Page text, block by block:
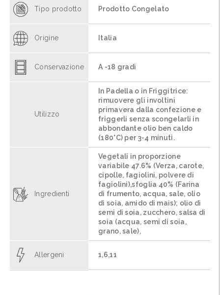
Tipo prodotto Prodotto Congelato
Origine Italia
Conservazione A -18 gradi
Utilizzo
In Padella o in Friggitrice:
rimuovere gli involtini
primavera dalla confezione e
friggerli senza scongelarli in
abbondante olio ben caldo
(180°C) per 3-4 minuti.
Ingredienti
Vegetali in proporzione
variabile 47.6% (Verza, carote,
cipolle, fagiolini, polvere di
fagiolini),sfoglia 40% (Farina
di frumento, acqua, sale, olio
di soia, amido di mais); olio di
semi di soia, zucchero, salsa di
soia (acqua, semi di soia,
grano, sale),
Allergeni 1,6,11